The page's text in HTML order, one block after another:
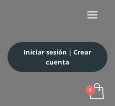
Iniciar sesión | Crear
cuenta